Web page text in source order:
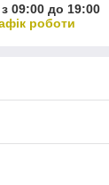
09:00 до 19:00
роботи